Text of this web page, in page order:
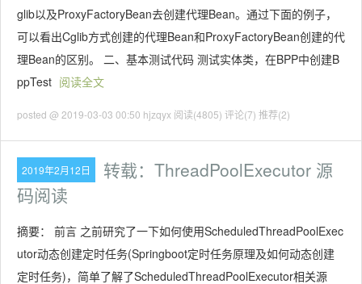
glib以及ProxyFactoryBean去创建代理Bean。通过下面的例子，
可以看出Cglib方式创建的代理Bean和ProxyFactoryBean创建的代
理Bean的区别。 二、基本测试代码 测试实体类，在BPP中创建B
ppTest 阅读全文
posted @ 2019-03-03 00:50 hjzqyx 阅读(4805) 评论(7) 推荐(2)
2019年2月12日
转载：ThreadPoolExecutor 源
码阅读
摘要： 前言 之前研究了一下如何使用ScheduledThreadPoolExec
utor动态创建定时任务(Springboot定时任务原理及如何动态创建
定时任务)，简单了解了ScheduledThreadPoolExecutor相关源